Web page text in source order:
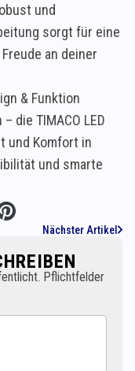
und
sorgt für eine
an deiner
& Funktion
die TIMACO LED
und Komfort in
und smarte
Nächster Artikel
Pflichtfelder